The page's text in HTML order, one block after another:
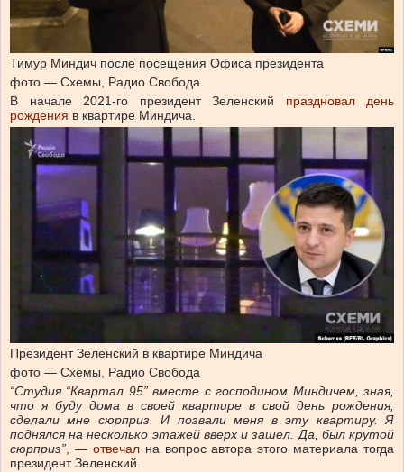
Тимур Миндич после посещения Офиса президента
фото — Схемы, Радио Свобода
В начале 2021-го президент Зеленский
праздновал день
рождения в квартире Миндича.
Президент Зеленский в квартире Миндича
фото — Схемы, Радио Свобода
“Студия “Квартал 95” вместе с господином Миндичем, зная,
что я буду дома в своей квартире в свой день рождения,
сделали мне сюрприз. И позвали меня в эту квартиру. Я
поднялся на несколько этажей вверх и зашел. Да, был крутой
сюрприз”, — отвечал на вопрос автора этого материала тогда
президент Зеленский.